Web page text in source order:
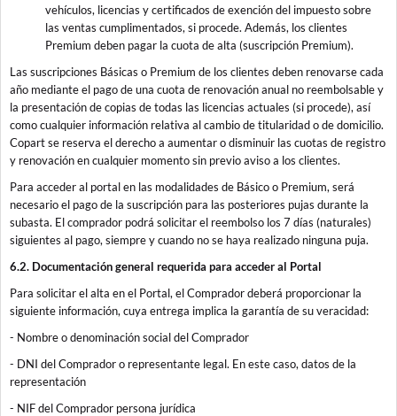
vehículos, licencias y certificados de exención del impuesto sobre
las ventas cumplimentados, si procede. Además, los clientes
Premium deben pagar la cuota de alta (suscripción Premium).
Las suscripciones Básicas o Premium de los clientes deben renovarse cada
año mediante el pago de una cuota de renovación anual no reembolsable y
la presentación de copias de todas las licencias actuales (si procede), así
como cualquier información relativa al cambio de titularidad o de domicilio.
Copart se reserva el derecho a aumentar o disminuir las cuotas de registro
y renovación en cualquier momento sin previo aviso a los clientes.
Para acceder al portal en las modalidades de Básico o Premium, será
necesario el pago de la suscripción para las posteriores pujas durante la
subasta. El comprador podrá solicitar el reembolso los 7 días (naturales)
siguientes al pago, siempre y cuando no se haya realizado ninguna puja.
6.2. Documentación general requerida para acceder al Portal
Para solicitar el alta en el Portal, el Comprador deberá proporcionar la
siguiente información, cuya entrega implica la garantía de su veracidad:
- Nombre o denominación social del Comprador
- DNI del Comprador o representante legal. En este caso, datos de la
representación
- NIF del Comprador persona jurídica